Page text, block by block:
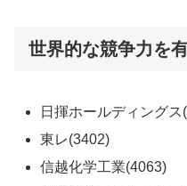
世界的な競争力を
日揮ホールディングス
東レ(3402)
信越化学工業(4063)